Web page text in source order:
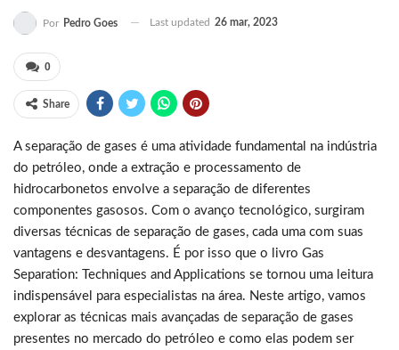
Por Pedro Goes Last updated 26 mar, 2023
0
Share
A separação de gases é uma atividade fundamental na indústria
do petróleo, onde a extração e processamento de
hidrocarbonetos envolve a separação de diferentes
componentes gasosos. Com o avanço tecnológico, surgiram
diversas técnicas de separação de gases, cada uma com suas
vantagens e desvantagens. É por isso que o livro Gas
Separation: Techniques and Applications se tornou uma leitura
indispensável para especialistas na área. Neste artigo, vamos
explorar as técnicas mais avançadas de separação de gases
presentes no mercado do petróleo e como elas podem ser